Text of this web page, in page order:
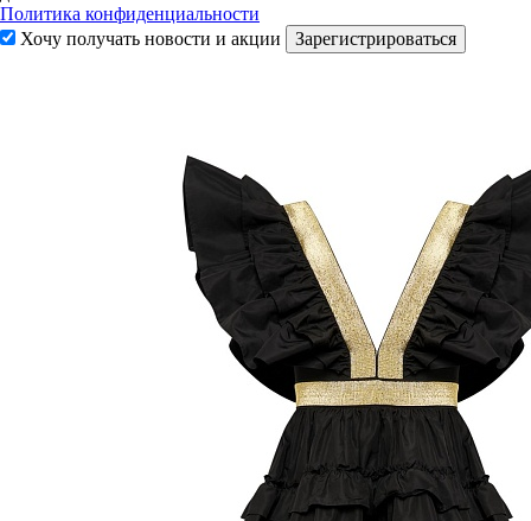
Политика конфиденциальности
Хочу получать новости и акции
Зарегистрироваться